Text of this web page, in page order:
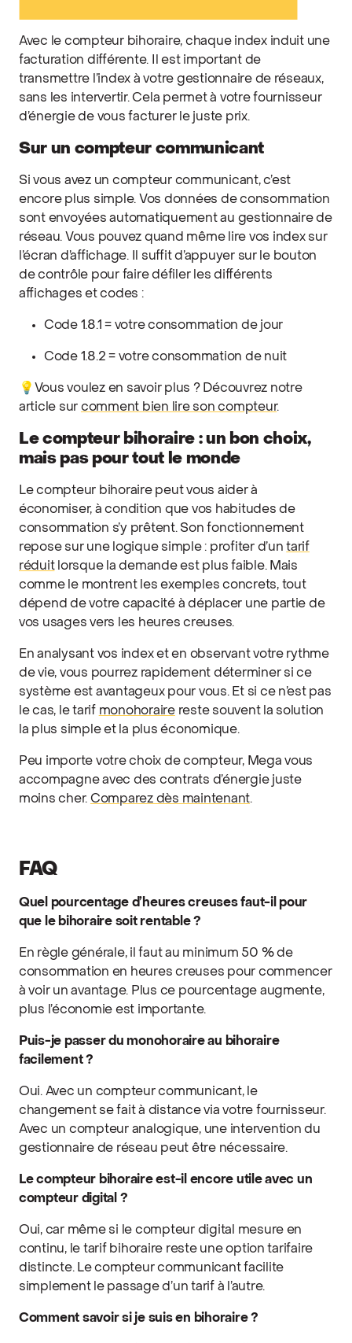
Avec le compteur bihoraire, chaque index induit une
facturation différente. Il est important de
transmettre l’index à votre gestionnaire de réseaux,
sans les intervertir. Cela permet à votre fournisseur
d’énergie de vous facturer le juste prix.
Sur un compteur communicant
Si vous avez un compteur communicant, c’est
encore plus simple. Vos données de consommation
sont envoyées automatiquement au gestionnaire de
réseau. Vous pouvez quand même lire vos index sur
l’écran d’affichage. Il suffit d’appuyer sur le bouton
de contrôle pour faire défiler les différents
affichages et codes :
Code 1.8.1 = votre consommation de jour
Code 1.8.2 = votre consommation de nuit
💡Vous voulez en savoir plus ? Découvrez notre
article sur comment bien lire son compteur.
Le compteur bihoraire : un bon choix,
mais pas pour tout le monde
Le compteur bihoraire peut vous aider à
économiser, à condition que vos habitudes de
consommation s’y prêtent. Son fonctionnement
repose sur une logique simple : profiter d’untarif
réduitlorsque la demande est plus faible. Mais
comme le montrent les exemples concrets, tout
dépend de votre capacité à déplacer une partie de
vos usages vers les heures creuses.
En analysant vos index et en observant votre rythme
de vie, vous pourrez rapidement déterminer si ce
système est avantageux pour vous. Et si ce n’est pas
le cas, le tarif monohorairereste souvent la solution
la plus simple et la plus économique.
Peu importe votre choix de compteur, Mega vous
accompagne avec des contrats d’énergie juste
moins cher. Comparez dès maintenant.
FAQ
Quel pourcentage d’heures creuses faut-il pour
que le bihoraire soit rentable ?
En règle générale, il faut au minimum 50 % de
consommation en heures creuses pour commencer
à voir un avantage. Plus ce pourcentage augmente,
plus l’économie est importante.
Puis-je passer du monohoraire au bihoraire
facilement ?
Oui. Avec un compteur communicant, le
changement se fait à distance via votre fournisseur.
Avec un compteur analogique, une intervention du
gestionnaire de réseau peut être nécessaire.
Le compteur bihoraire est-il encore utile avec un
compteur digital ?
Oui, car même si le compteur digital mesure en
continu, le tarif bihoraire reste une option tarifaire
distincte. Le compteur communicant facilite
simplement le passage d’un tarif à l’autre.
Comment savoir si je suis en bihoraire ?